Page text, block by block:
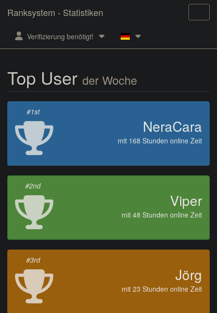
Ranksystem - Statistiken
Verifizierung benötigt!
Top User der Woche
#1st
NeraCara
mit 168 Stunden online Zeit
#2nd
Viper
mit 48 Stunden online Zeit
#3rd
Jörg
mit 23 Stunden online Zeit